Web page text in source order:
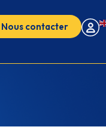
Nous contacter